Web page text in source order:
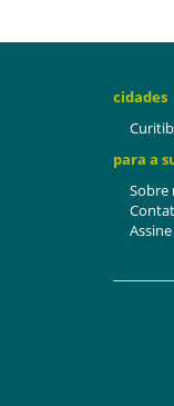
cidades
para a
Sobre
Assine